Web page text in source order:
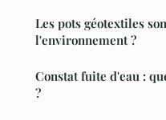
Les pots géotextiles
l'environnement ?
Constat fuite d'eau :
?